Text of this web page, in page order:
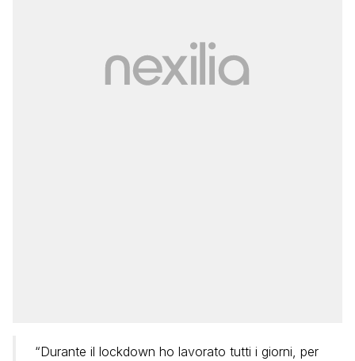
“Durante il lockdown ho lavorato tutti i giorni, per